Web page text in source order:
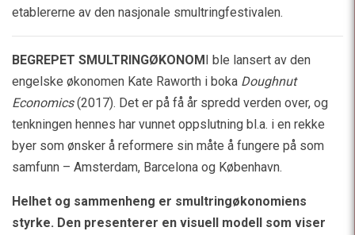
etablererne av den nasjonale smultringfestivalen.
BEGREPET SMULTRINGØKONOMI ble lansert av den
engelske økonomen Kate Raworth i boka Doughnut
Economics(2017). Det er på få år spredd verden over, og
tenkningen hennes har vunnet oppslutning bl.a. i en rekke
byer som ønsker å reformere sin måte å fungere på som
samfunn – Amsterdam, Barcelona og København.
Helhet og sammenheng er smultringøkonomiens
styrke. Den presenterer en visuell modell som viser